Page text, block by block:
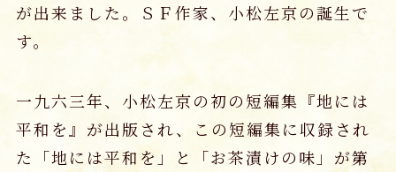
が出来ました。ＳＦ作家、小松左京の誕生で
す。
一九六三年、小松左京の初の短編集『地には
平和を』が出版され、この短編集に収録され
た「地には平和を」と「お茶漬けの味」が第